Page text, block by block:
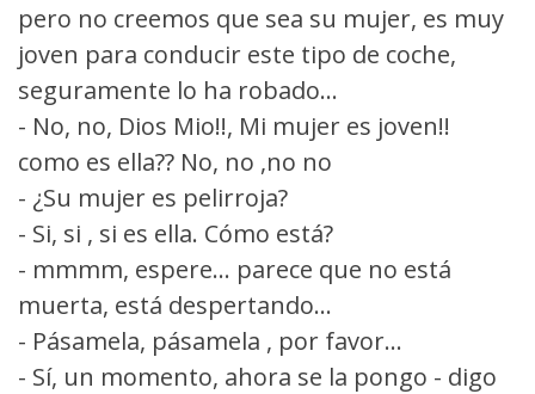
pero no creemos que sea su mujer, es muy
joven para conducir este tipo de coche,
seguramente lo ha robado...
- No, no, Dios Mio!!, Mi mujer es joven!!
como es ella?? No, no ,no no
- ¿Su mujer es pelirroja?
- Si, si , si es ella. Cómo está?
- mmmm, espere... parece que no está
muerta, está despertando...
- Pásamela, pásamela , por favor...
- Sí, un momento, ahora se la pongo - digo